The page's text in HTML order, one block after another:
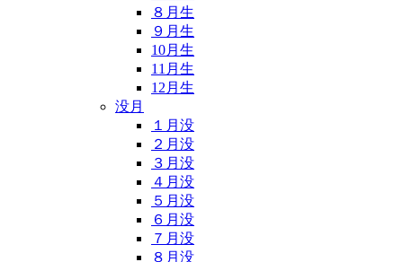
８月生
９月生
10月生
11月生
12月生
没月
１月没
２月没
３月没
４月没
５月没
６月没
７月没
８月没